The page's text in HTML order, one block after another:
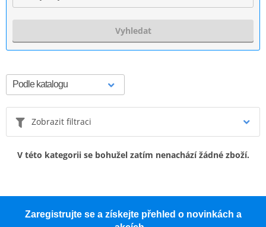
Vyhledat
Zobrazit filtraci
V této kategorii se bohužel zatím nenachází žádné zboží.
Zaregistrujte se a získejte přehled o novinkách a